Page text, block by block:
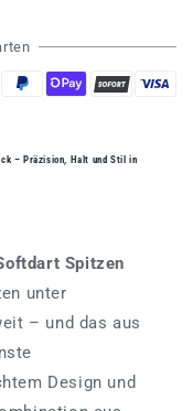
– Präzision, Halt und Stil in
Spitzen
unter
– und das aus
Design und